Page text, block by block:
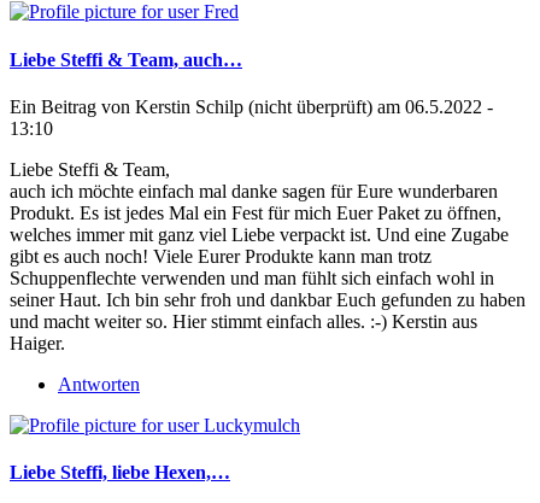
Liebe Steffi & Team, auch…
Ein Beitrag von Kerstin Schilp (nicht überprüft) am 06.5.2022 -
13:10
Liebe Steffi & Team,
auch ich möchte einfach mal danke sagen für Eure wunderbaren
Produkt. Es ist jedes Mal ein Fest für mich Euer Paket zu öffnen,
welches immer mit ganz viel Liebe verpackt ist. Und eine Zugabe
gibt es auch noch! Viele Eurer Produkte kann man trotz
Schuppenflechte verwenden und man fühlt sich einfach wohl in
seiner Haut. Ich bin sehr froh und dankbar Euch gefunden zu haben
und macht weiter so. Hier stimmt einfach alles. :-) Kerstin aus
Haiger.
Antworten
Liebe Steffi, liebe Hexen,…